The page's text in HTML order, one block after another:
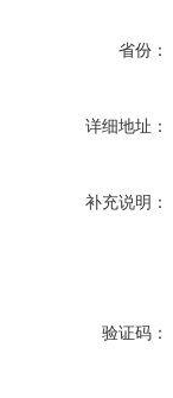
省份：
详细地址：
补充说明：
验证码：